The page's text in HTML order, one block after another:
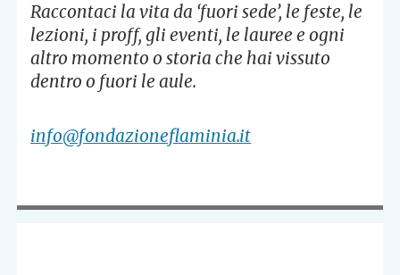
Raccontaci la vita da ‘fuori sede’, le feste, le
lezioni, i proff, gli eventi, le lauree e ogni
altro momento o storia che hai vissuto
dentro o fuori le aule.
info@fondazioneflaminia.it